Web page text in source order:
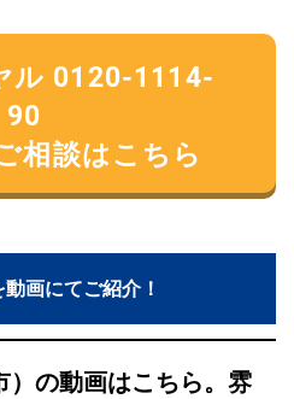
ル 0120-1114-
90
相談はこちら
画にてご紹介！
）の動画はこちら。雰